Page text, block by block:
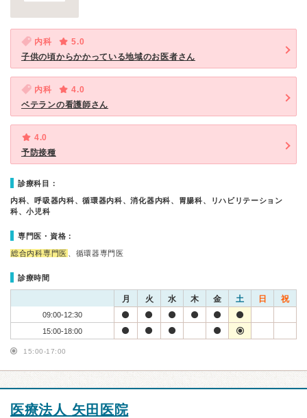
内科
5.0
子供の頃からかかっている地域のお医者さん
内科
4.0
ベテランの看護師さん
4.0
予防接種
診療科目：
内科、呼吸器内科、循環器内科、消化器内科、胃腸科、リハビリテーション
科、小児科
専門医・資格：
総合内科専門医 、循環器専門医
診療時間
月 火 水 木 金 土 日 祝
09:00-12:30
15:00-18:00
15:00-17:00
医療法人 矢田医院